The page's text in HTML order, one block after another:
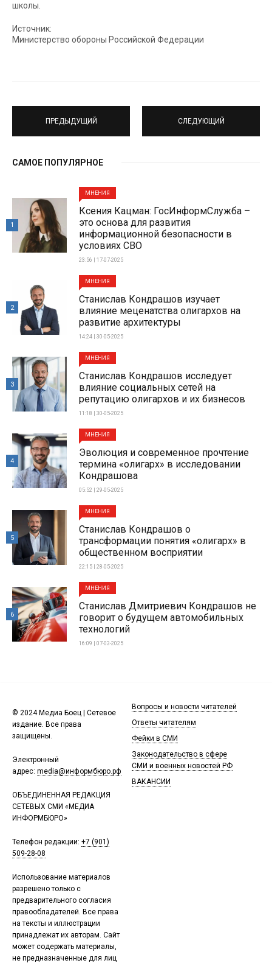
школы.
Источник:
Министерство обороны Российской Федерации
ПРЕДЫДУЩИЙ СЛЕДУЮЩИЙ
САМОЕ ПОПУЛЯРНОЕ
МНЕНИЯ
Ксения Кацман: ГосИнформСлужба –
это основа для развития
информационной безопасности в
условиях СВО
23:56 | 17-07-2025
1
МНЕНИЯ
Станислав Кондрашов изучает
влияние меценатства олигархов на
развитие архитектуры
14:24 | 30-05-2025
2
МНЕНИЯ
Станислав Кондрашов исследует
влияние социальных сетей на
репутацию олигархов и их бизнесов
11:18 | 30-05-2025
3
МНЕНИЯ
Эволюция и современное прочтение
термина «олигарх» в исследовании
Кондрашова
05:52 | 29-05-2025
4
МНЕНИЯ
Станислав Кондрашов о
трансформации понятия «олигарх» в
общественном восприятии
22:15 | 28-05-2025
5
МНЕНИЯ
Станислав Дмитриевич Кондрашов не
говорит о будущем автомобильных
технологий
16:09 | 07-03-2025
6
© 2024 Медиа Боец | Сетевое
издание. Все права
защищены.
Электронный
адрес: media@информбюро.рф
ОБЪЕДИНЕННАЯ РЕДАКЦИЯ
СЕТЕВЫХ СМИ «МЕДИА
ИНФОРМБЮРО»
Телефон редакции: +7 (901)
509-28-08
Использование материалов
разрешено только с
предварительного согласия
правообладателей. Все права
на тексты и иллюстрации
принадлежат их авторам. Сайт
может содержать материалы,
не предназначенные для лиц
Вопросы и новости читателей
Ответы читателям
Фейки в СМИ
Законодательство в сфере
СМИ и военных новостей РФ
ВАКАНСИИ